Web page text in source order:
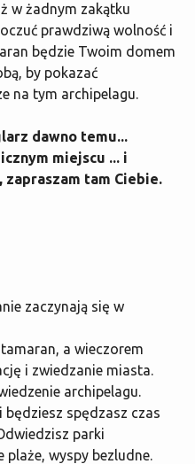
w żadnym zakątku
prawdziwą wolność i
będzie Twoim domem
by pokazać
na tym archipelagu.
dawno temu...
miejscu ... i
tam Ciebie.
zaczynają się w
a wieczorem
i zwiedzanie miasta.
archipelagu.
spędzasz czas
parki
plaże, wyspy bezludne.